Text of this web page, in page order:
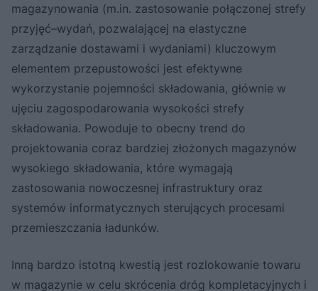
magazynowania (m.in. zastosowanie połączonej strefy
przyjęć–wydań, pozwalającej na elastyczne
zarządzanie dostawami i wydaniami) kluczowym
elementem przepustowości jest efektywne
wykorzystanie pojemności składowania, głównie w
ujęciu zagospodarowania wysokości strefy
składowania. Powoduje to obecny trend do
projektowania coraz bardziej złożonych magazynów
wysokiego składowania, które wymagają
zastosowania nowoczesnej infrastruktury oraz
systemów informatycznych sterujących procesami
przemieszczania ładunków.
Inną bardzo istotną kwestią jest rozlokowanie towaru
w magazynie w celu skrócenia dróg kompletacyjnych i